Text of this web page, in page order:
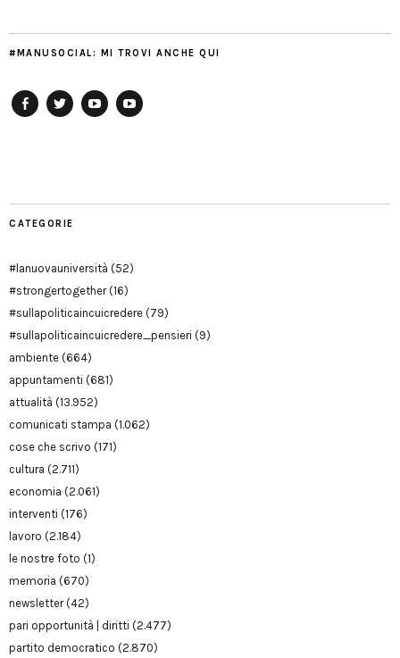
#MANUSOCIAL: MI TROVI ANCHE QUI
CATEGORIE
#lanuovauniversità (52)
#strongertogether(16)
#sullapoliticaincuicredere (79)
#sullapoliticaincuicredere_pensieri (9)
ambiente (664)
appuntamenti (681)
attualità (13.952)
comunicati stampa (1.062)
cose che scrivo (171)
cultura (2.711)
economia (2.061)
interventi (176)
lavoro (2.184)
le nostre foto (1)
memoria (670)
newsletter(42)
pari opportunità | diritti (2.477)
partito democratico (2.870)